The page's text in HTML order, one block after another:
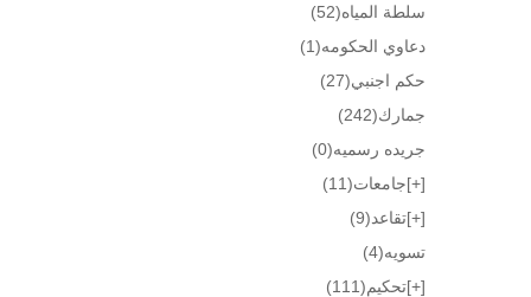
سلطة المياه(52)
دعاوي الحكومه(1)
حكم اجنبي(27)
جمارك(242)
جريده رسميه(0)
[+]جامعات(11)
[+]تقاعد(9)
تسويه(4)
[+]تحكيم(111)